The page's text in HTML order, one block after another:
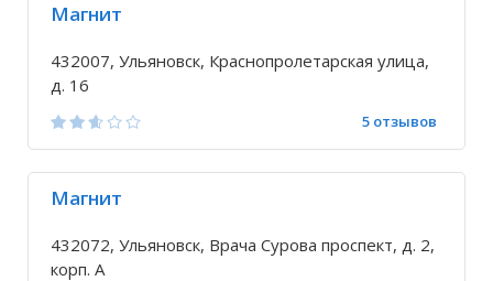
Магнит
432007, Ульяновск, Краснопролетарская улица,
д. 16
5 отзывов
Магнит
432072, Ульяновск, Врача Сурова проспект, д. 2,
корп. А